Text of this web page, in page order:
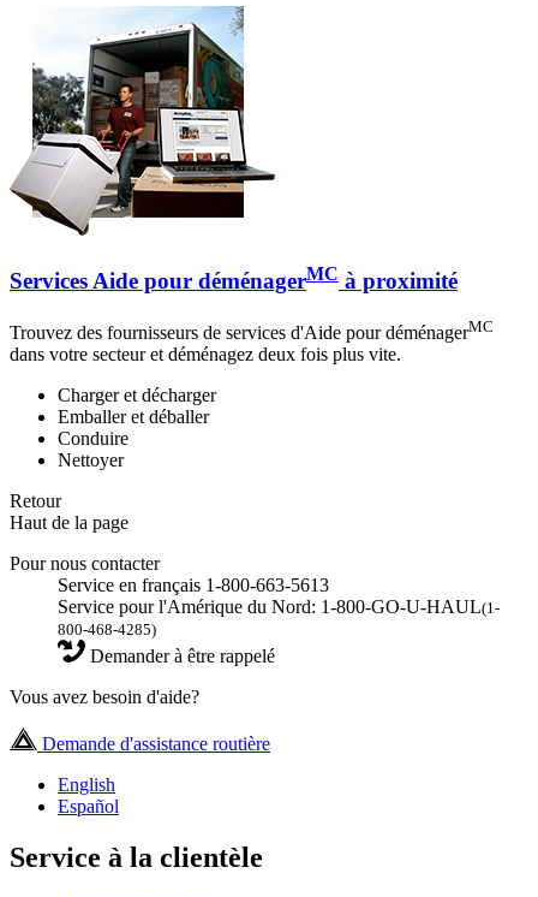
Services Aide pour déménagerMC à proximité
Trouvez des fournisseurs de services d'Aide pour déménagerMC
dans votre secteur et déménagez deux fois plus vite.
Charger et décharger
Emballer et déballer
Conduire
Nettoyer
Retour
Haut de la page
Pour nous contacter
Service en français 1-800-663-5613
Service pour l'Amérique du Nord: 1-800-GO-U-HAUL(1-
800-468-4285)
Demander à être rappelé
Vous avez besoin d'aide?
Demande d'assistance routière
English
Español
Service à la clientèle